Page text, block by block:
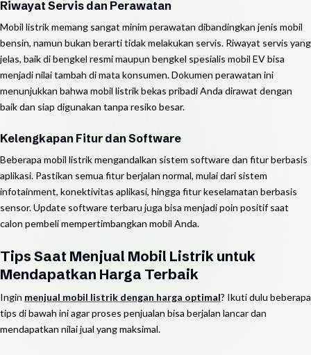
Riwayat Servis dan Perawatan
Mobil listrik memang sangat minim perawatan dibandingkan jenis mobil
bensin, namun bukan berarti tidak melakukan servis. Riwayat servis yang
jelas, baik di bengkel resmi maupun bengkel spesialis mobil EV bisa
menjadi nilai tambah di mata konsumen. Dokumen perawatan ini
menunjukkan bahwa mobil listrik bekas pribadi Anda dirawat dengan
baik dan siap digunakan tanpa resiko besar.
Kelengkapan Fitur dan Software
Beberapa mobil listrik mengandalkan sistem software dan fitur berbasis
aplikasi. Pastikan semua fitur berjalan normal, mulai dari sistem
infotainment, konektivitas aplikasi, hingga fitur keselamatan berbasis
sensor. Update software terbaru juga bisa menjadi poin positif saat
calon pembeli mempertimbangkan mobil Anda.
Tips Saat Menjual Mobil Listrik untuk
Mendapatkan Harga Terbaik
Ingin menjual mobil listrik dengan harga optimal? Ikuti dulu beberapa
tips di bawah ini agar proses penjualan bisa berjalan lancar dan
mendapatkan nilai jual yang maksimal.